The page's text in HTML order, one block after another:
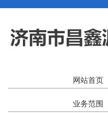
网站首页
业务范围